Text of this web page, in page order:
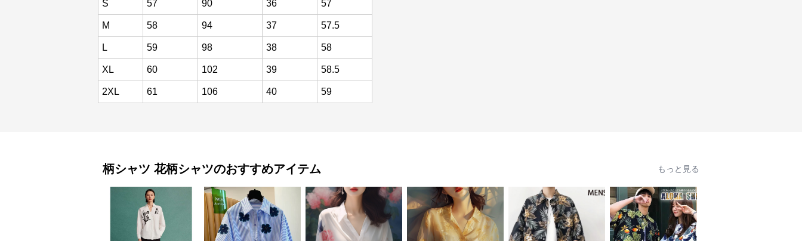
S 57 90 36 57
M 58 94 37 57.5
L 59 98 38 58
XL 60 102 39 58.5
2XL 61 106 40 59
柄シャツ 花柄シャツのおすすめアイテム もっと見る